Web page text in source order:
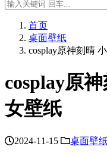
首页
桌面壁纸
cosplay原神刻晴
cosplay原
女壁纸
2024-11-15 桌面壁